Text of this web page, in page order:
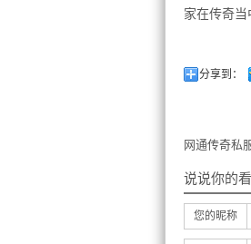
家在传奇当
分享到：
网通传奇私
说说你的
您的昵称